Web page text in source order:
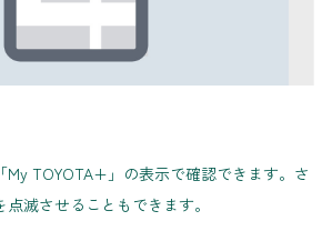
My TOYOTA+」の表示で確認できます。さ
滅させることもできます。